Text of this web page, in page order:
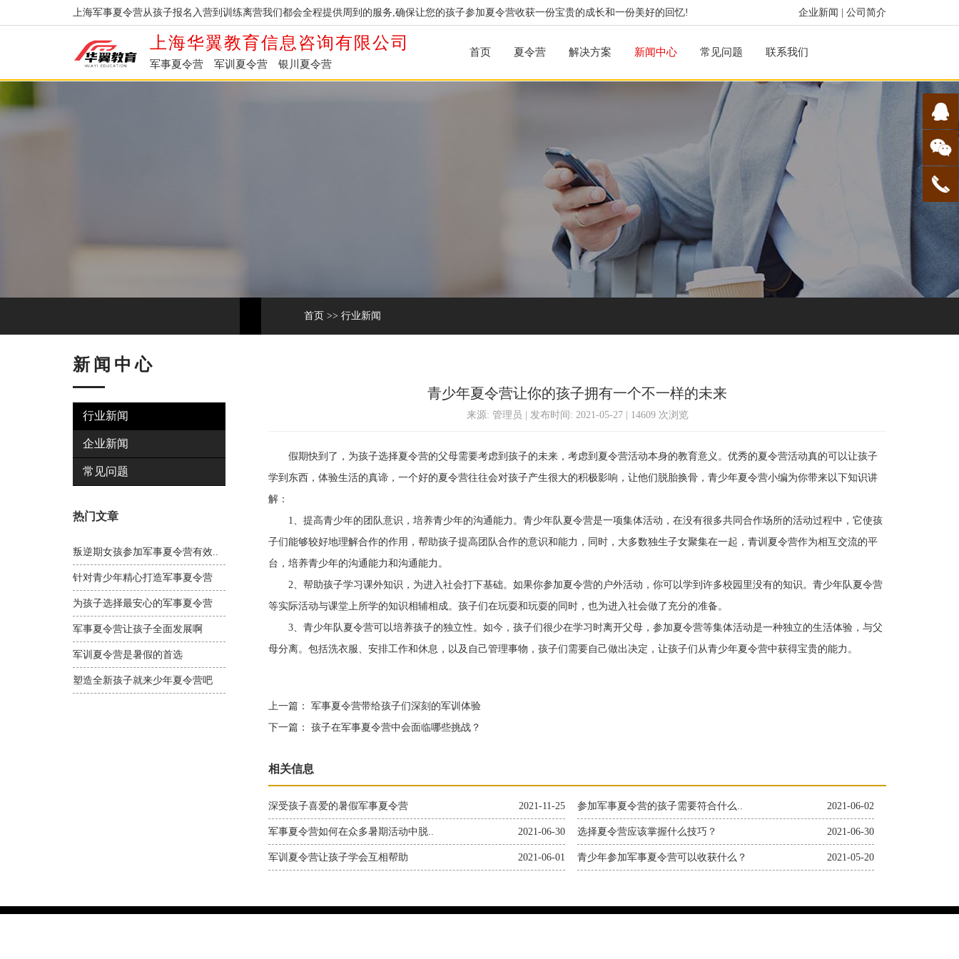
企业新闻 公司简介
上海军事夏令营从孩子报名入营到训练离营我们都会全程提供周到的服务,确保让您的孩子参加夏令营收获一份宝贵的成长和一份美好的回忆!
上海华翼教育信息咨询有限公司
军事夏令营 军训夏令营 银川夏令营
首页 夏令营 解决方案 新闻中心 常见问题 联系我们
首页 >> 行业新闻
新闻中心
行业新闻
企业新闻
常见问题
热门文章
叛逆期女孩参加军事夏令营有效..
针对青少年精心打造军事夏令营
为孩子选择最安心的军事夏令营
军事夏令营让孩子全面发展啊
军训夏令营是暑假的首选
塑造全新孩子就来少年夏令营吧
青少年夏令营让你的孩子拥有一个不一样的未来
来源: 管理员 | 发布时间: 2021-05-27 | 14609 次浏览
假期快到了，为孩子选择夏令营的父母需要考虑到孩子的未来，考虑到夏令营活动本身的教育意义。优秀的夏令营活动真的可以让孩子
学到东西，体验生活的真谛，一个好的夏令营往往会对孩子产生很大的积极影响，让他们脱胎换骨，青少年夏令营小编为你带来以下知识讲
解：
1、提高青少年的团队意识，培养青少年的沟通能力。青少年队夏令营是一项集体活动，在没有很多共同合作场所的活动过程中，它使孩
子们能够较好地理解合作的作用，帮助孩子提高团队合作的意识和能力，同时，大多数独生子女聚集在一起，青训夏令营作为相互交流的平
台，培养青少年的沟通能力和沟通能力。
2、帮助孩子学习课外知识，为进入社会打下基础。如果你参加夏令营的户外活动，你可以学到许多校园里没有的知识。青少年队夏令营
等实际活动与课堂上所学的知识相辅相成。孩子们在玩耍和玩耍的同时，也为进入社会做了充分的准备。
3、青少年队夏令营可以培养孩子的独立性。如今，孩子们很少在学习时离开父母，参加夏令营等集体活动是一种独立的生活体验，与父
母分离。包括洗衣服、安排工作和休息，以及自己管理事物，孩子们需要自己做出决定，让孩子们从青少年夏令营中获得宝贵的能力。
上一篇：
军事夏令营带给孩子们深刻的军训体验
下一篇：
孩子在军事夏令营中会面临哪些挑战？
相关信息
2021-11-25
深受孩子喜爱的暑假军事夏令营 2021-06-02
参加军事夏令营的孩子需要符合什么..
2021-06-30
军事夏令营如何在众多暑期活动中脱.. 2021-06-30
选择夏令营应该掌握什么技巧？
2021-06-01
军训夏令营让孩子学会互相帮助 2021-05-20
青少年参加军事夏令营可以收获什么？